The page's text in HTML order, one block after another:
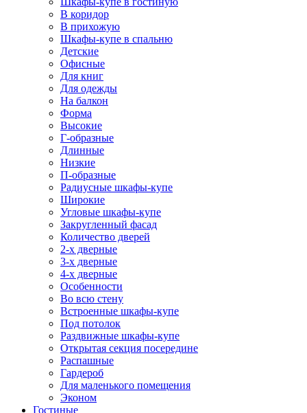
В коридор
В прихожую
Шкафы-купе в спальню
Детские
Офисные
Для книг
Для одежды
На балкон
Форма
Высокие
Г-образные
Длинные
Низкие
П-образные
Радиусные шкафы-купе
Широкие
Угловые шкафы-купе
Закругленный фасад
Количество дверей
2-х дверные
3-х дверные
4-х дверные
Особенности
Во всю стену
Встроенные шкафы-купе
Под потолок
Раздвижные шкафы-купе
Открытая секция посередине
Распашные
Гардероб
Для маленького помещения
Эконом
Гостиные